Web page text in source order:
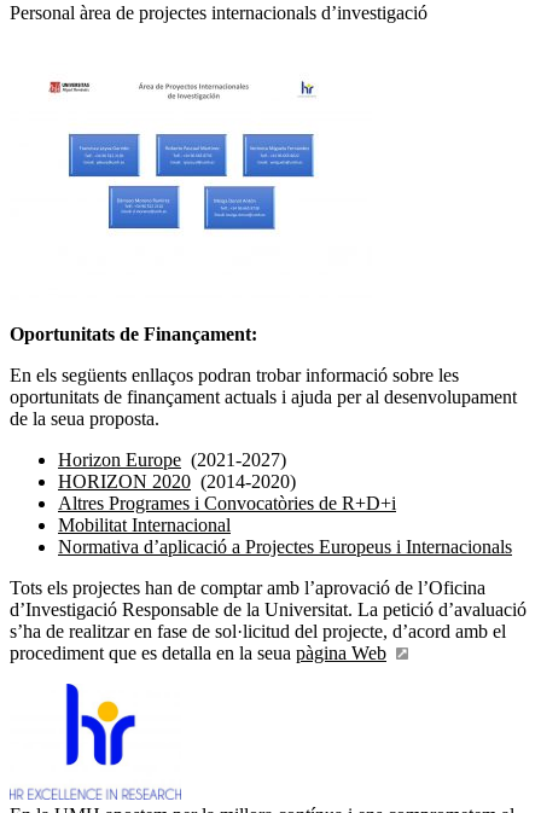
Personal àrea de projectes internacionals d’investigació
Oportunitats de Finançament:
En els següents enllaços podran trobar informació sobre les
oportunitats de finançament actuals i ajuda per al desenvolupament
de la seua proposta.
Horizon Europe (2021-2027)
HORIZON 2020 (2014-2020)
Altres Programes i Convocatòries de R+D+i
Mobilitat Internacional
Normativa d’aplicació a Projectes Europeus i Internacionals
Tots els projectes han de comptar amb l’aprovació de l’Oficina
d’Investigació Responsable de la Universitat. La petició d’avaluació
s’ha de realitzar en fase de sol·licitud del projecte, d’acord amb el
procediment que es detalla en la seua pàgina Web